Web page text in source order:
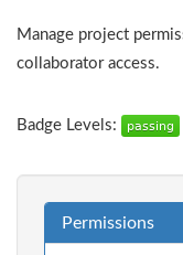
Manage project
collaborator access.
Badge Levels:
Permissions